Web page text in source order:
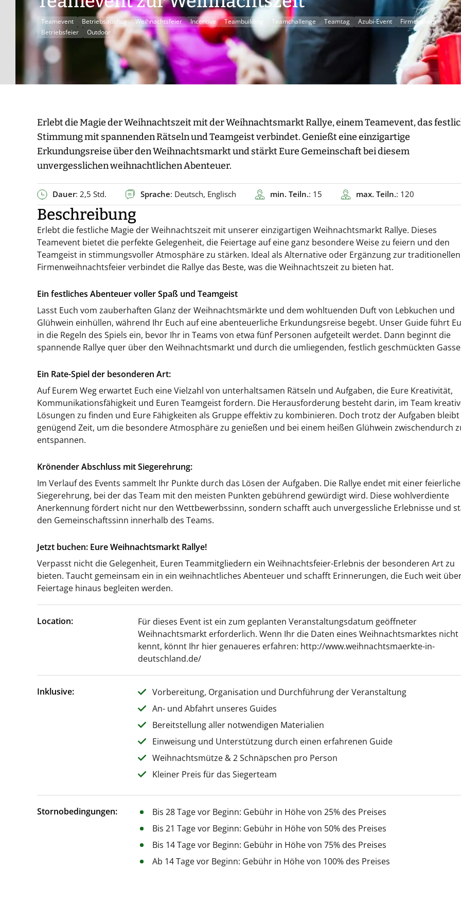
Teamevent Betriebsausflug Weihnachtsfeier Incentive Teambuilding Teamchallenge Teamtag Azubi-Event
Firmenevent
Betriebsfeier
Outdoor
Erlebt die Magie der Weihnachtszeit mit der Weihnachtsmarkt Rallye, einem Teamevent, das
Stimmung mit spannenden Rätseln und Teamgeist verbindet. Genießt eine einzigartige
Erkundungsreise über den Weihnachtsmarkt und stärkt Eure Gemeinschaft bei diesem
unvergesslichen weihnachtlichen Abenteuer.
Dauer: 2,5 Std. Sprache: Deutsch, Englisch min. Teiln.: 15 max. Teiln.: 120
Beschreibung
Erlebt die festliche Magie der Weihnachtszeit mit unserer einzigartigen Weihnachtsmarkt Rallye. Dieses
Teamevent bietet die perfekte Gelegenheit, die Feiertage auf eine ganz besondere Weise zu feiern und den
Teamgeist in stimmungsvoller Atmosphäre zu stärken. Ideal als Alternative oder Ergänzung zur traditionellen
Firmenweihnachtsfeier verbindet die Rallye das Beste, was die Weihnachtszeit zu bieten hat.
Ein festliches Abenteuer voller Spaß und Teamgeist
Lasst Euch vom zauberhaften Glanz der Weihnachtsmärkte und dem wohltuenden Duft von Lebkuchen und
Glühwein einhüllen, während Ihr Euch auf eine abenteuerliche Erkundungsreise begebt. Unser Guide führt
in die Regeln des Spiels ein, bevor Ihr in Teams von etwa fünf Personen aufgeteilt werdet. Dann beginnt die
spannende Rallye quer über den Weihnachtsmarkt und durch die umliegenden, festlich geschmückten
Ein Rate-Spiel der besonderen Art:
Auf Eurem Weg erwartet Euch eine Vielzahl von unterhaltsamen Rätseln und Aufgaben, die Eure Kreativität,
Kommunikationsfähigkeit und Euren Teamgeist fordern. Die Herausforderung besteht darin, im Team
Lösungen zu finden und Eure Fähigkeiten als Gruppe effektiv zu kombinieren. Doch trotz der Aufgaben bleibt
genügend Zeit, um die besondere Atmosphäre zu genießen und bei einem heißen Glühwein zwischendurch
entspannen.
Krönender Abschluss mit Siegerehrung:
Im Verlauf des Events sammelt Ihr Punkte durch das Lösen der Aufgaben. Die Rallye endet mit einer
Siegerehrung, bei der das Team mit den meisten Punkten gebührend gewürdigt wird. Diese wohlverdiente
Anerkennung fördert nicht nur den Wettbewerbssinn, sondern schafft auch unvergessliche Erlebnisse und
den Gemeinschaftssinn innerhalb des Teams.
Jetzt buchen: Eure Weihnachtsmarkt Rallye!
Verpasst nicht die Gelegenheit, Euren Teammitgliedern ein Weihnachtsfeier-Erlebnis der besonderen Art zu
bieten. Taucht gemeinsam ein in ein weihnachtliches Abenteuer und schafft Erinnerungen, die Euch weit
Feiertage hinaus begleiten werden.
Location:
Für dieses Event ist ein zum geplanten Veranstaltungsdatum geöffneter
Weihnachtsmarkt erforderlich. Wenn Ihr die Daten eines Weihnachtsmarktes nicht
kennt, könnt Ihr hier genaueres erfahren: http://www.weihnachtsmaerkte-in-
deutschland.de/
Inklusive:
Vorbereitung, Organisation und Durchführung der Veranstaltung
An- und Abfahrt unseres Guides
Bereitstellung aller notwendigen Materialien
Einweisung und Unterstützung durch einen erfahrenen Guide
Weihnachtsmütze & 2 Schnäpschen pro Person
Kleiner Preis für das Siegerteam
Stornobedingungen:
Bis 28 Tage vor Beginn: Gebühr in Höhe von 25% des Preises
Bis 21 Tage vor Beginn: Gebühr in Höhe von 50% des Preises
Bis 14 Tage vor Beginn: Gebühr in Höhe von 75% des Preises
Ab 14 Tage vor Beginn: Gebühr in Höhe von 100% des Preises